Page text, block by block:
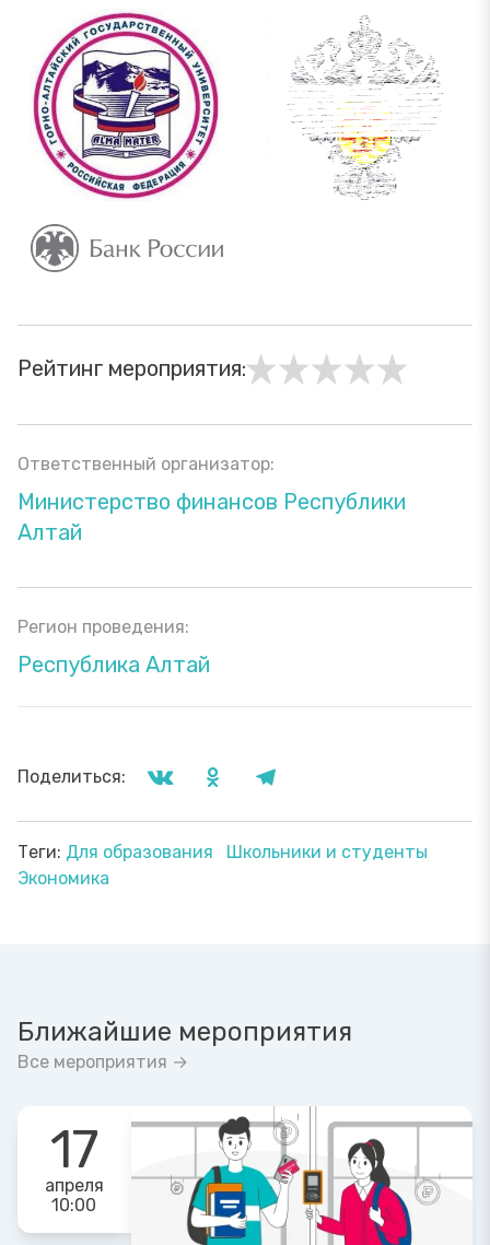
Рейтинг мероприятия:
Ответственный организатор:
Министерство финансов Республики
Алтай
Регион проведения:
Республика Алтай
Поделиться:
Теги: Для образования
Школьники и студенты
Экономика
Ближайшие мероприятия
Все мероприятия →
17
апреля
10:00